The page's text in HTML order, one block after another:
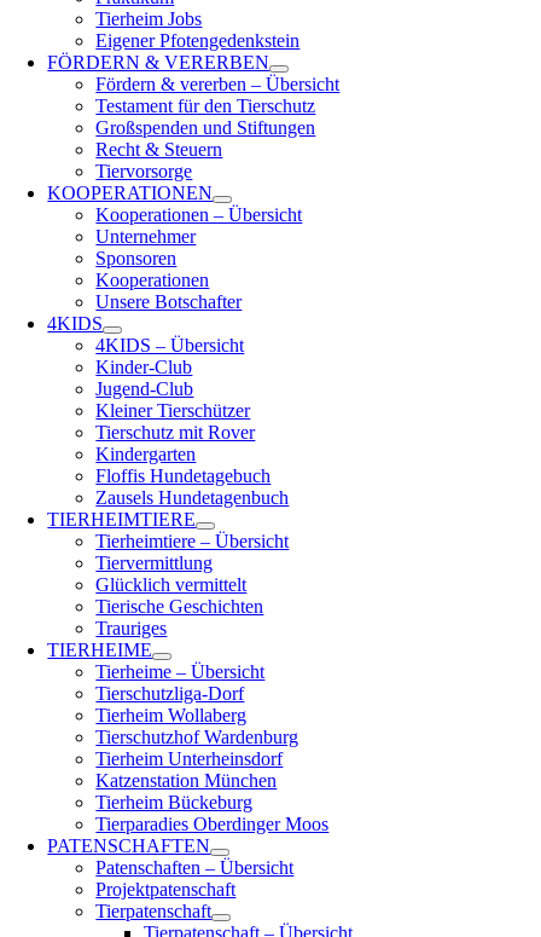
Tierheim Jobs
Eigener Pfotengedenkstein
FÖRDERN & VERERBEN
Fördern & vererben – Übersicht
Testament für den Tierschutz
Großspenden und Stiftungen
Recht & Steuern
Tiervorsorge
KOOPERATIONEN
Kooperationen – Übersicht
Unternehmer
Sponsoren
Kooperationen
Unsere Botschafter
4KIDS
4KIDS – Übersicht
Kinder-Club
Jugend-Club
Kleiner Tierschützer
Tierschutz mit Rover
Kindergarten
Floffis Hundetagebuch
Zausels Hundetagenbuch
TIERHEIMTIERE
Tierheimtiere – Übersicht
Tiervermittlung
Glücklich vermittelt
Tierische Geschichten
Trauriges
TIERHEIME
Tierheime – Übersicht
Tierschutzliga-Dorf
Tierheim Wollaberg
Tierschutzhof Wardenburg
Tierheim Unterheinsdorf
Katzenstation München
Tierheim Bückeburg
Tierparadies Oberdinger Moos
PATENSCHAFTEN
Patenschaften – Übersicht
Projektpatenschaft
Tierpatenschaft
Tierpatenschaft – Übersicht